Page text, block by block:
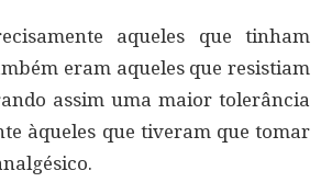
aqueles que tinham
eram aqueles que resistiam
assim uma maior tolerância
àqueles que tiveram que tomar